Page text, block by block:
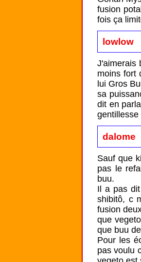
fusion
fois ça
lowlow
J'aimerais
moins fort
lui Gros
sa
dit en
dalome
Sauf que
pas le
buu.
Il a pas
shibitô, c
fusion
que
que buu
Pour les
pas voulu